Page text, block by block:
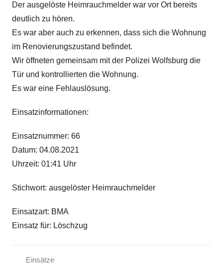
Der ausgelöste Heimrauchmelder war vor Ort bereits
deutlich zu hören.
Es war aber auch zu erkennen, dass sich die Wohnung
im Renovierungszustand befindet.
Wir öffneten gemeinsam mit der Polizei Wolfsburg die
Tür und kontrollierten die Wohnung.
Es war eine Fehlauslösung.
Einsatzinformationen:
Einsatznummer: 66
Datum: 04.08.2021
Uhrzeit: 01:41 Uhr
Stichwort: ausgelöster Heimrauchmelder
Einsatzart: BMA
Einsatz für: Löschzug
Einsätze